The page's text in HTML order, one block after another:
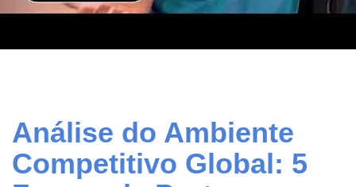
Análise do Ambiente
Competitivo Global: 5